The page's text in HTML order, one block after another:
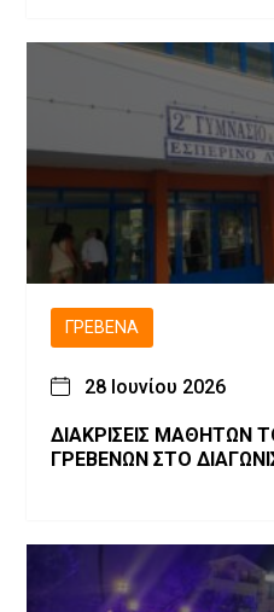
ΓΡΕΒΕΝΆ
28 Ιουνίου 2026
ΔΙΑΚΡΙΣΕΙΣ ΜΑΘΗΤΩΝ
ΓΡΕΒΕΝΩΝ ΣΤΟ